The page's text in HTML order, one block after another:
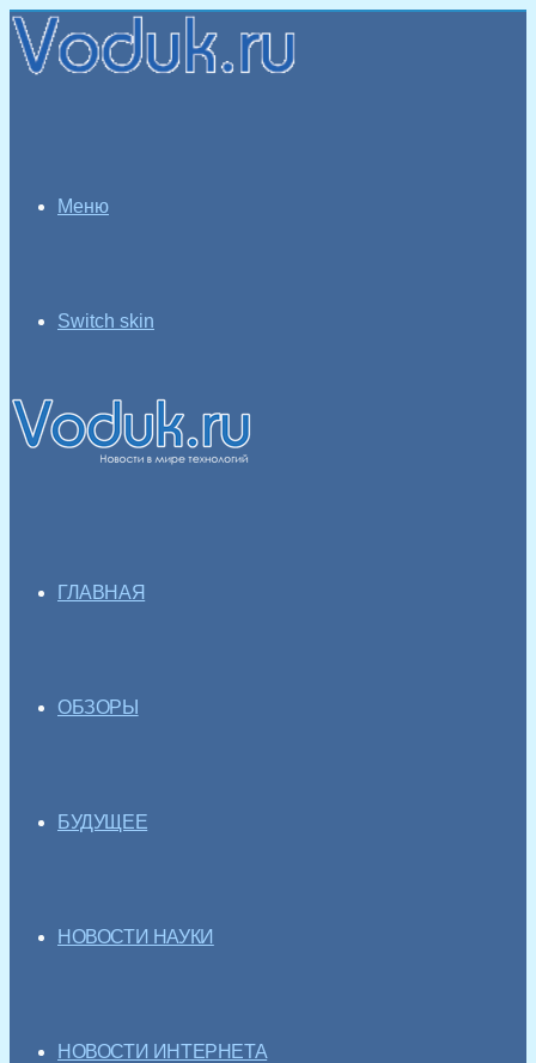
Меню
Switch skin
ГЛАВНАЯ
ОБЗОРЫ
БУДУЩЕЕ
НОВОСТИ НАУКИ
НОВОСТИ ИНТЕРНЕТА